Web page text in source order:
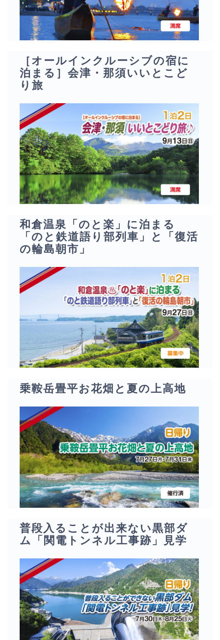
［オールインクルーシブの宿に
泊まる］会津・那須いいとこど
り旅
和倉温泉「のと楽」に泊まる
「のと鉄道語り部列車」と「復活
の輪島朝市」
乗鞍岳畳平お花畑と夏の上高地
普段入ることが出来ない黒部ダ
ム「関電トンネル工事跡」見学